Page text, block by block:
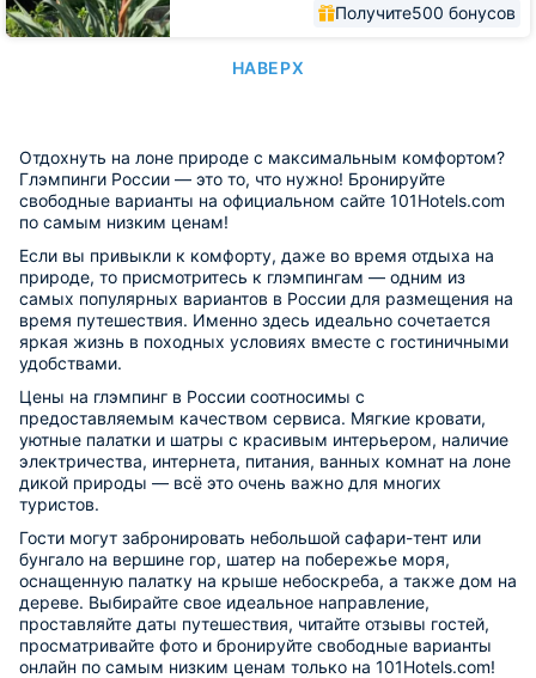
Получите500 бонусов
НАВЕРХ
Отдохнуть на лоне природе с максимальным комфортом?
Глэмпинги России — это то, что нужно! Бронируйте
свободные варианты на официальном сайте 101Hotels.com
по самым низким ценам!
Если вы привыкли к комфорту, даже во время отдыха на
природе, то присмотритесь к глэмпингам — одним из
самых популярных вариантов в России для размещения на
время путешествия. Именно здесь идеально сочетается
яркая жизнь в походных условиях вместе с гостиничными
удобствами.
Цены на глэмпинг в России соотносимы с
предоставляемым качеством сервиса. Мягкие кровати,
уютные палатки и шатры с красивым интерьером, наличие
электричества, интернета, питания, ванных комнат на лоне
дикой природы — всё это очень важно для многих
туристов.
Гости могут забронировать небольшой сафари-тент или
бунгало на вершине гор, шатер на побережье моря,
оснащенную палатку на крыше небоскреба, а также дом на
дереве. Выбирайте свое идеальное направление,
проставляйте даты путешествия, читайте отзывы гостей,
просматривайте фото и бронируйте свободные варианты
онлайн по самым низким ценам только на 101Hotels.com!